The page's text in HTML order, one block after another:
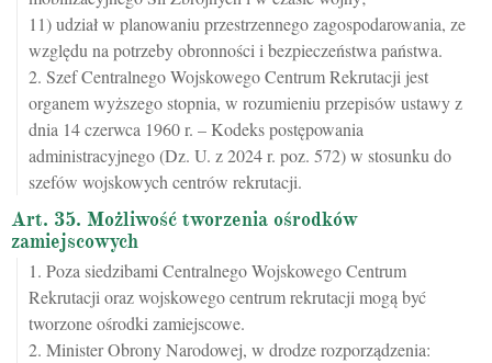
11) udział w planowaniu przestrzennego zagospodarowania, ze
względu na potrzeby obronności i bezpieczeństwa państwa.
2. Szef Centralnego Wojskowego Centrum Rekrutacji jest
organem wyższego stopnia, w rozumieniu przepisów ustawy z
dnia 14 czerwca 1960 r. – Kodeks postępowania
administracyjnego (Dz. U. z 2024 r. poz. 572) w stosunku do
szefów wojskowych centrów rekrutacji.
Art. 35. Możliwość tworzenia ośrodków
zamiejscowych
1. Poza siedzibami Centralnego Wojskowego Centrum
Rekrutacji oraz wojskowego centrum rekrutacji mogą być
tworzone ośrodki zamiejscowe.
2. Minister Obrony Narodowej, w drodze rozporządzenia: